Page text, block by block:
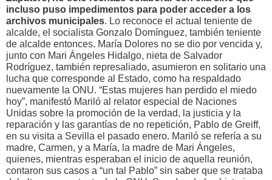
incluso puso impedimentos para poder acceder a los
archivos municipales. Lo reconoce el actual teniente de
alcalde, el socialista Gonzalo Domínguez, también teniente
de alcalde entonces. María Dolores no se dio por vencida y,
junto con Mari Ángeles Hidalgo, nieta de Salvador
Rodríguez, también represaliado, asumieron en solitario una
lucha que corresponde al Estado, como ha respaldado
nuevamente la ONU. “Estas mujeres han perdido el miedo
hoy”, manifestó Mariló al relator especial de Naciones
Unidas sobre la promoción de la verdad, la justicia y la
reparación y las garantías de no repetición, Pablo de Greiff,
en su visita a Sevilla el pasado enero. Mariló se refería a su
madre, Carmen, y a María, la madre de Mari Ángeles,
quienes, mientras esperaban el inicio de aquella reunión,
contaron sus casos a “un tal Pablo” sin saber que se trataba